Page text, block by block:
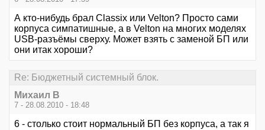
А кто-нибудь брал Classix или Velton? Просто сами
корпуса симпатишные, а в Velton на многих моделях
USB-разъёмы сверху. Может взять с заменой БП или
они итак хороши?
Re: Бюджетный системный блок.
Михаил В
7 - 28.08.2010 - 18:48
6 - столько стоит нормальный БП без корпуса, а так я